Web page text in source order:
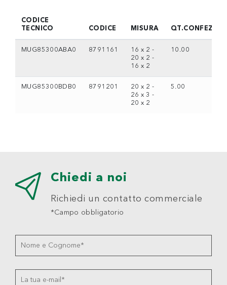
CODICE
TECNICO
CODICE MISURA
MUG85300ABA0 8791161
16 x 2 -
20 x 2 -
16 x 2
10.00
MUG85300BDB0 8791201
20 x 2 -
26 x 3 -
20 x 2
5.00
Chiedi a noi
Richiedi un contatto commerciale
*Campo obbligatorio